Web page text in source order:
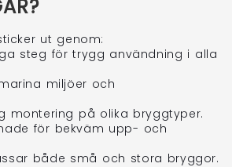
ut genom:
steg för trygg användning i alla
miljöer och
montering på olika bryggtyper.
för bekväm upp- och
både små och stora bryggor.